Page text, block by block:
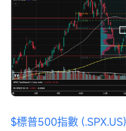
$標普500指數